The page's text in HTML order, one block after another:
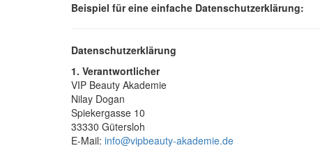
Beispiel für eine einfache Datenschutzerklärung:
Datenschutzerklärung
1. Verantwortlicher
VIP Beauty Akademie
Nilay Dogan
Spiekergasse 10
33330 Gütersloh
E-Mail: info@vipbeauty-akademie.de